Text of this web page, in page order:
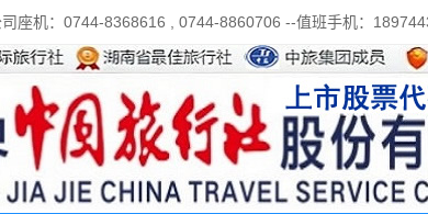
座机：0744-8368616 , 0744-8860706 --值班手机：